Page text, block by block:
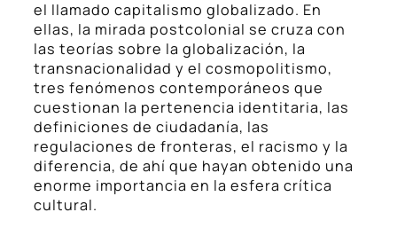
el llamado capitalismo globalizado. En
ellas, la mirada postcolonial se cruza con
las teorías sobre la globalización, la
transnacionalidad y el cosmopolitismo,
tres fenómenos contemporáneos que
cuestionan la pertenencia identitaria, las
definiciones de ciudadanía, las
regulaciones de fronteras, el racismo y la
diferencia, de ahí que hayan obtenido una
enorme importancia en la esfera crítica
cultural.